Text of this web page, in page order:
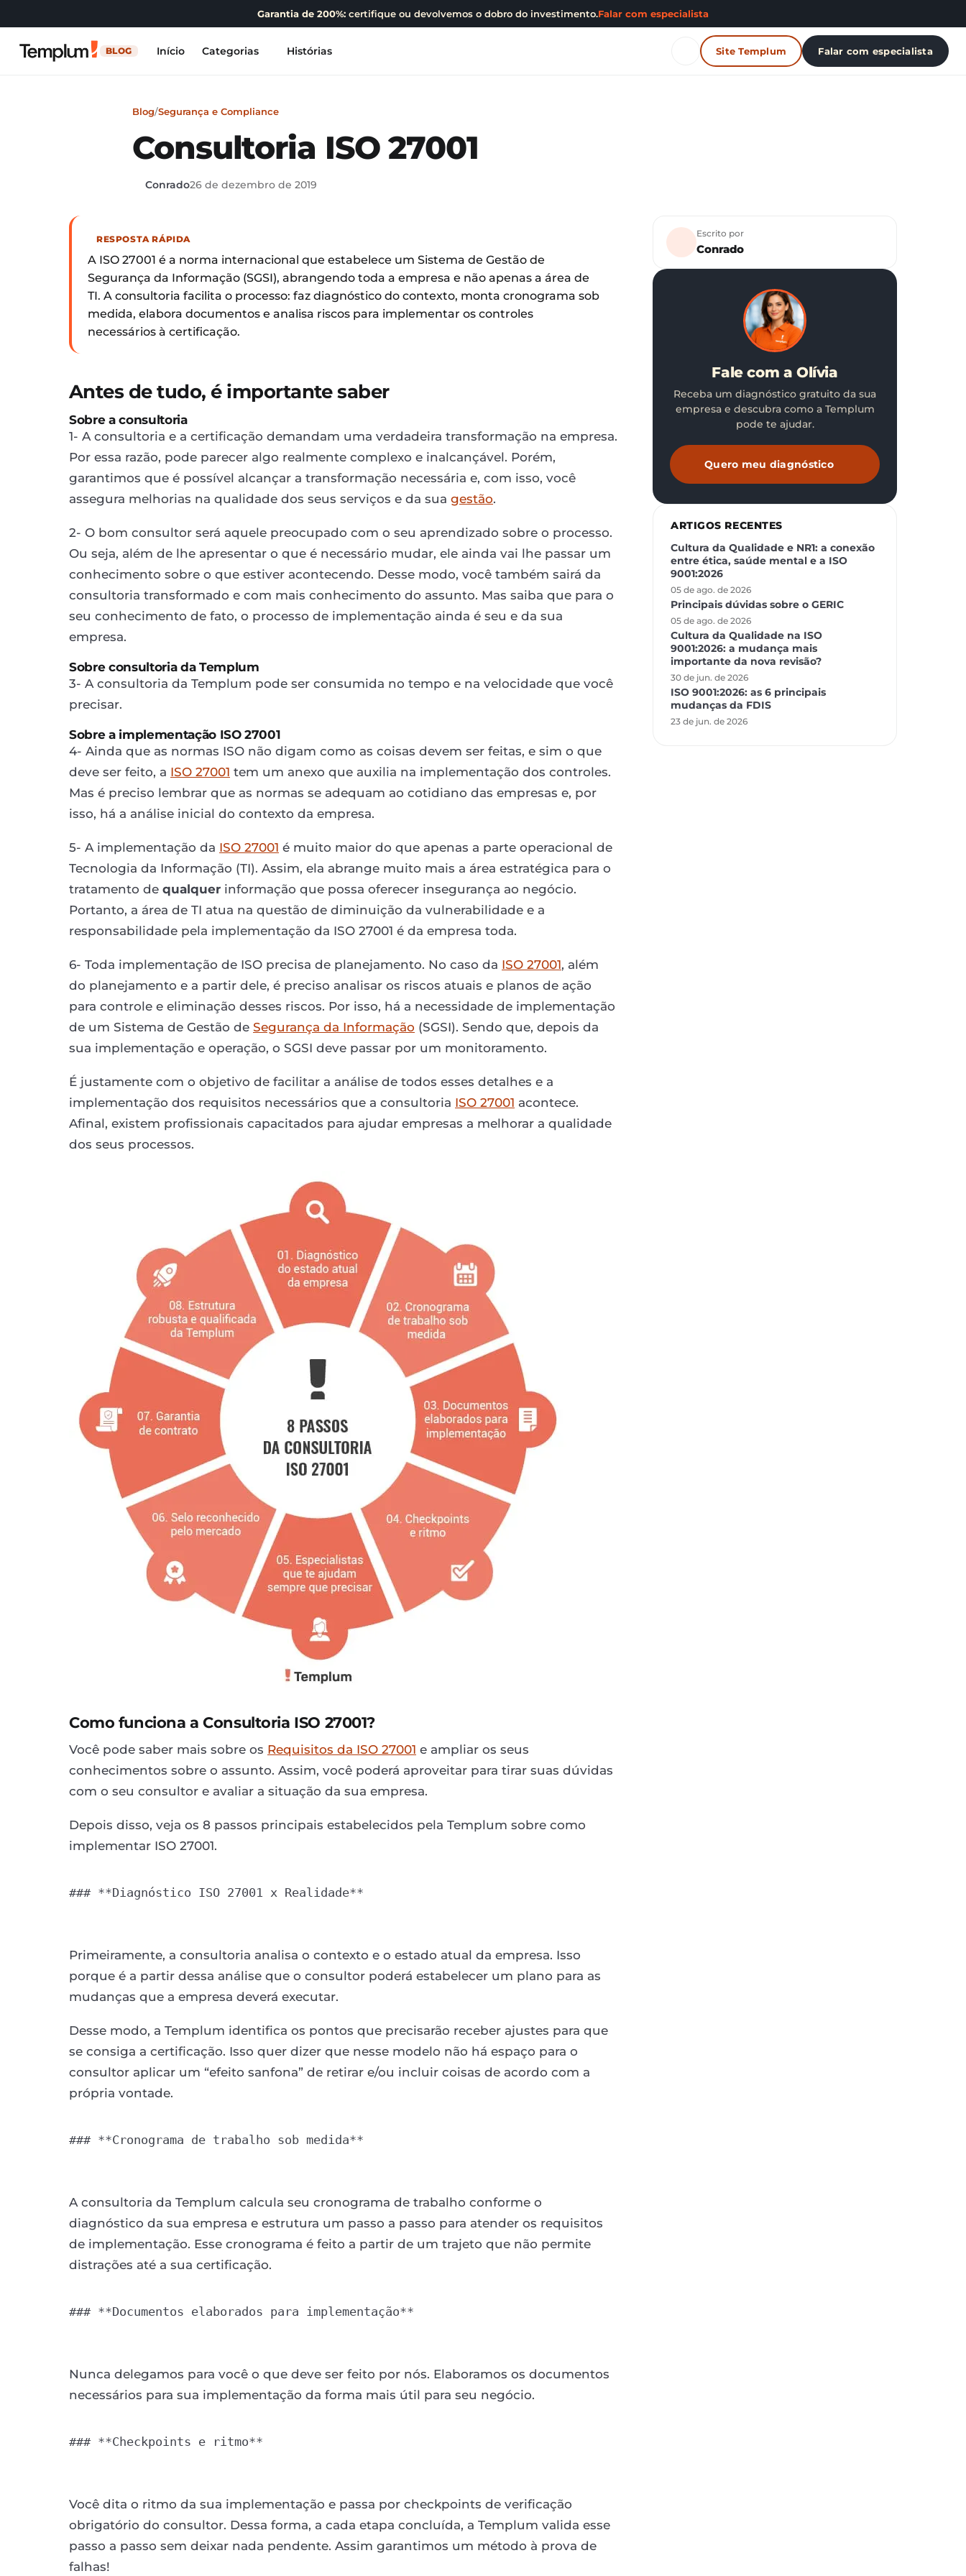
Garantia de 200%: certifique ou devolvemos o dobro do investimento.Falar com especialista
BLOG Início Categorias Histórias Site Templum Falar com especialista
Blog/Segurança e Compliance
Consultoria ISO 27001
Conrado26 de dezembro de 2019
RESPOSTA RÁPIDA
A ISO 27001 é a norma internacional que estabelece um Sistema de Gestão de
Segurança da Informação (SGSI), abrangendo toda a empresa e não apenas a área de
TI. A consultoria facilita o processo: faz diagnóstico do contexto, monta cronograma sob
medida, elabora documentos e analisa riscos para implementar os controles
necessários à certificação.
Antes de tudo, é importante saber
Sobre a consultoria
1- A consultoria e a certificação demandam uma verdadeira transformação na empresa.
Por essa razão, pode parecer algo realmente complexo e inalcançável. Porém,
garantimos que é possível alcançar a transformação necessária e, com isso, você
assegura melhorias na qualidade dos seus serviços e da sua gestão.
2- O bom consultor será aquele preocupado com o seu aprendizado sobre o processo.
Ou seja, além de lhe apresentar o que é necessário mudar, ele ainda vai lhe passar um
conhecimento sobre o que estiver acontecendo. Desse modo, você também sairá da
consultoria transformado e com mais conhecimento do assunto. Mas saiba que para o
seu conhecimento de fato, o processo de implementação ainda é seu e da sua
empresa.
Sobre consultoria da Templum
3- A consultoria da Templum pode ser consumida no tempo e na velocidade que você
precisar.
Sobre a implementação ISO 27001
4- Ainda que as normas ISO não digam como as coisas devem ser feitas, e sim o que
deve ser feito, a ISO 27001 tem um anexo que auxilia na implementação dos controles.
Mas é preciso lembrar que as normas se adequam ao cotidiano das empresas e, por
isso, há a análise inicial do contexto da empresa.
5- A implementação da ISO 27001 é muito maior do que apenas a parte operacional de
Tecnologia da Informação (TI). Assim, ela abrange muito mais a área estratégica para o
tratamento de qualquer informação que possa oferecer insegurança ao negócio.
Portanto, a área de TI atua na questão de diminuição da vulnerabilidade e a
responsabilidade pela implementação da ISO 27001 é da empresa toda.
6- Toda implementação de ISO precisa de planejamento. No caso da ISO 27001, além
do planejamento e a partir dele, é preciso analisar os riscos atuais e planos de ação
para controle e eliminação desses riscos. Por isso, há a necessidade de implementação
de um Sistema de Gestão de Segurança da Informação (SGSI). Sendo que, depois da
sua implementação e operação, o SGSI deve passar por um monitoramento.
É justamente com o objetivo de facilitar a análise de todos esses detalhes e a
implementação dos requisitos necessários que a consultoria ISO 27001 acontece.
Afinal, existem profissionais capacitados para ajudar empresas a melhorar a qualidade
dos seus processos.
Como funciona a Consultoria ISO 27001?
Você pode saber mais sobre os Requisitos da ISO 27001 e ampliar os seus
conhecimentos sobre o assunto. Assim, você poderá aproveitar para tirar suas dúvidas
com o seu consultor e avaliar a situação da sua empresa.
Depois disso, veja os 8 passos principais estabelecidos pela Templum sobre como
implementar ISO 27001.
### **Diagnóstico ISO 27001 x Realidade**
Primeiramente, a consultoria analisa o contexto e o estado atual da empresa. Isso
porque é a partir dessa análise que o consultor poderá estabelecer um plano para as
mudanças que a empresa deverá executar.
Desse modo, a Templum identifica os pontos que precisarão receber ajustes para que
se consiga a certificação. Isso quer dizer que nesse modelo não há espaço para o
consultor aplicar um “efeito sanfona” de retirar e/ou incluir coisas de acordo com a
própria vontade.
### **Cronograma de trabalho sob medida**
A consultoria da Templum calcula seu cronograma de trabalho conforme o
diagnóstico da sua empresa e estrutura um passo a passo para atender os requisitos
de implementação. Esse cronograma é feito a partir de um trajeto que não permite
distrações até a sua certificação.
### **Documentos elaborados para implementação**
Nunca delegamos para você o que deve ser feito por nós. Elaboramos os documentos
necessários para sua implementação da forma mais útil para seu negócio.
### **Checkpoints e ritmo**
Você dita o ritmo da sua implementação e passa por checkpoints de verificação
obrigatório do consultor. Dessa forma, a cada etapa concluída, a Templum valida esse
passo a passo sem deixar nada pendente. Assim garantimos um método à prova de
falhas!
Escrito por
Conrado
Fale com a Olívia
Receba um diagnóstico gratuito da sua
empresa e descubra como a Templum
pode te ajudar.
Quero meu diagnóstico
ARTIGOS RECENTES
Cultura da Qualidade e NR1: a conexão
entre ética, saúde mental e a ISO
9001:2026
05 de ago. de 2026
Principais dúvidas sobre o GERIC
05 de ago. de 2026
Cultura da Qualidade na ISO
9001:2026: a mudança mais
importante da nova revisão?
30 de jun. de 2026
ISO 9001:2026: as 6 principais
mudanças da FDIS
23 de jun. de 2026